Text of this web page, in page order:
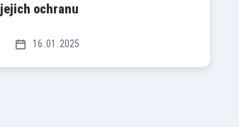
16 01 2025
jejich ochranu